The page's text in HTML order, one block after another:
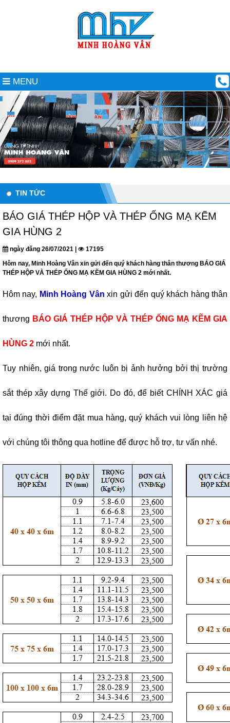
MENU
TIN TỨC
BÁO GIÁ THÉP HỘP VÀ THÉP ỐNG MẠ KẼM
GIA HÙNG 2
ngày đăng 26/07/2021 |
17195
Hôm nay, Minh Hoàng Vân xin gửi đến quý khách hàng thân thương BÁO GIÁ
THÉP HỘP VÀ THÉP ỐNG MẠ KẼM GIA HÙNG 2 mới nhất.
Hôm nay, Minh Hoàng Vân xin gửi đến quý khách hàng thân
thương BÁO GIÁ THÉP HỘP VÀ THÉP ỐNG MẠ KẼM GIA
HÙNG 2 mới nhất.
Tuy nhiên, giá trong nước luôn bị ảnh hưởng bởi thị trường
sắt thép xây dựng Thế giới. Do đó, để biết CHÍNH XÁC giá
tại đúng thời điểm đặt mua hàng, quý khách vui lòng liên hệ
với chúng tôi thông qua hotline để được hỗ trợ, tư vấn nhé.